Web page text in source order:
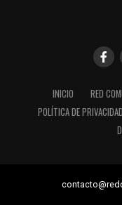
INICIO RED
POLÍTICA DE PRIVACIDAD